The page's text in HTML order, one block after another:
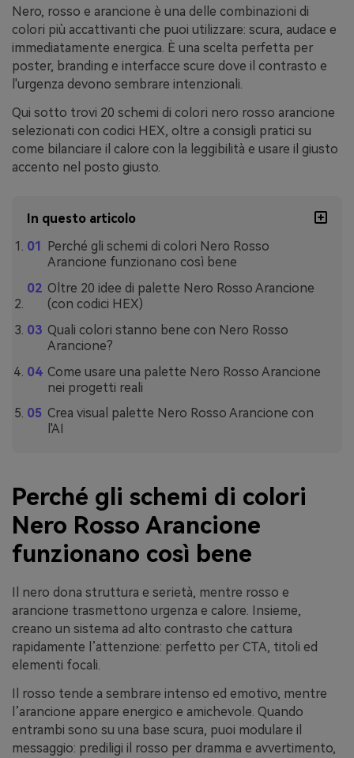
Nero, rosso e arancione è una delle combinazioni di
colori più accattivanti che puoi utilizzare: scura, audace e
immediatamente energica. È una scelta perfetta per
poster, branding e interfacce scure dove il contrasto e
l'urgenza devono sembrare intenzionali.
Qui sotto trovi 20 schemi di colori nero rosso arancione
selezionati con codici HEX, oltre a consigli pratici su
come bilanciare il calore con la leggibilità e usare il giusto
accento nel posto giusto.
In questo articolo
Perché gli schemi di colori Nero Rosso
Arancione funzionano così bene
Oltre 20 idee di palette Nero Rosso Arancione
(con codici HEX)
Quali colori stanno bene con Nero Rosso
Arancione?
Come usare una palette Nero Rosso Arancione
nei progetti reali
Crea visual palette Nero Rosso Arancione con
l'AI
Perché gli schemi di colori
Nero Rosso Arancione
funzionano così bene
Il nero dona struttura e serietà, mentre rosso e
arancione trasmettono urgenza e calore. Insieme,
creano un sistema ad alto contrasto che cattura
rapidamente l’attenzione: perfetto per CTA, titoli ed
elementi focali.
Il rosso tende a sembrare intenso ed emotivo, mentre
l’arancione appare energico e amichevole. Quando
entrambi sono su una base scura, puoi modulare il
messaggio: prediligi il rosso per dramma e avvertimento,